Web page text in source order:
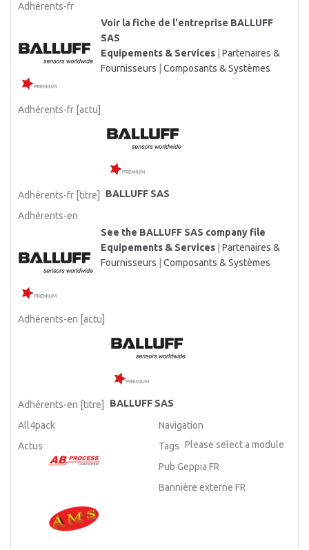
Adhérents-fr
Voir la fiche de l'entreprise BALLUFF
SAS
Equipements & Services |Partenaires &
Fournisseurs |Composants & Systèmes
Adhérents-fr [actu]
Adhérents-fr [titre]
BALLUFF SAS
Adhérents-en
See the BALLUFF SAS company file
Equipements & Services |Partenaires &
Fournisseurs |Composants & Systèmes
Adhérents-en [actu]
Adhérents-en [titre]
BALLUFF SAS
All4pack
Navigation
Actus
Tags Please select a module
Pub Geppia FR
Bannière externe FR